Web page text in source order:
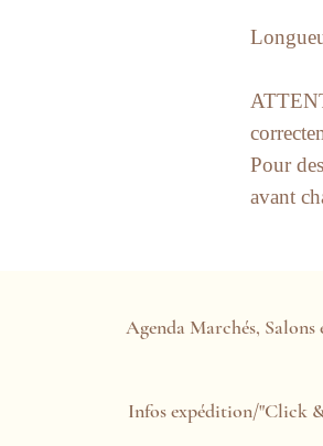
Pour
avant
Agenda Marchés, Salons
Infos expédition/"Click